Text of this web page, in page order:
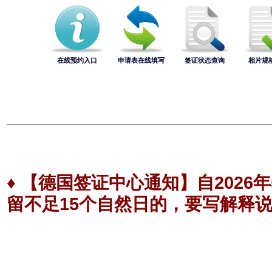
在线预约入口 申请表在线填写 签证状态查询 相片规
♦ 【德国签证中心通知】
自2026
留不足15个自然日的，要写解释